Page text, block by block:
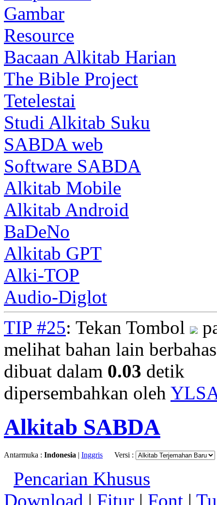
Gambar
Resource
Bacaan Alkitab Harian
The Bible Project
Tetelestai
Studi Alkitab Suku
SABDA web
Software SABDA
Alkitab Mobile
Alkitab Android
BaDeNo
Alkitab GPT
Alki-TOP
Audio-Diglot
TIP #25: Tekan Tombol
melihat bahan lain
dibuat dalam 0.03 detik
dipersembahkan oleh
Alkitab SABDA
Antarmuka : Indonesia | Inggris Versi :
Pencarian Khusus
Download | Fitur | Font |